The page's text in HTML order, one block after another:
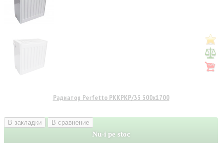
Радиатор Perfetto PKKPKP/33 300x1700
В закладки В сравнение
Nu-i pe stoc